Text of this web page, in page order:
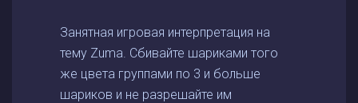
Занятная игровая интерпретация на
тему Zuma. Сбивайте шариками того
же цвета группами по 3 и больше
шариков и не разрешайте им